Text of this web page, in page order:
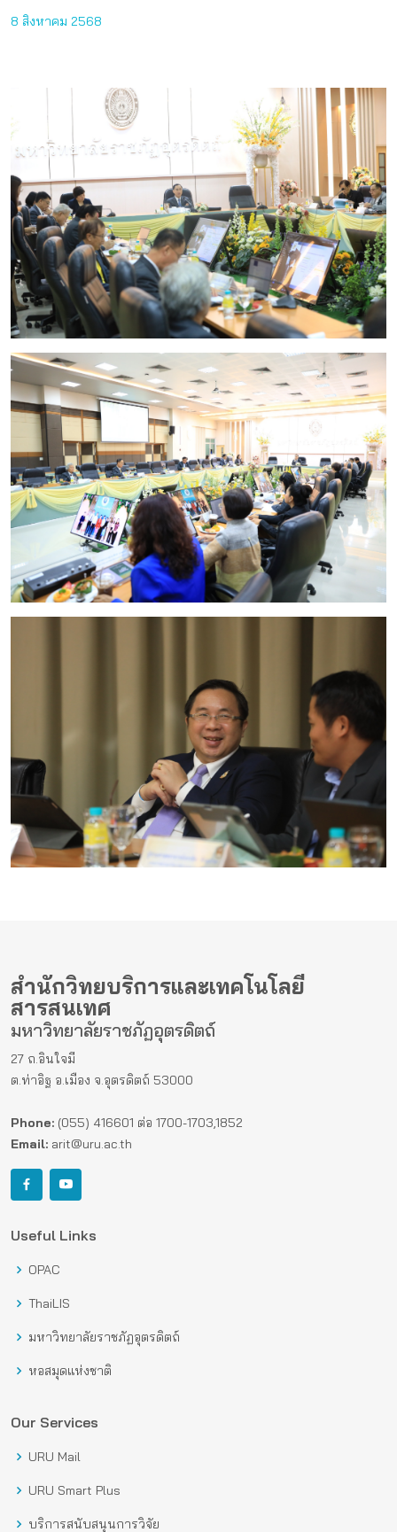
8 สิงหาคม 2568
สำนักวิทยบริการและเทคโนโลยี
สารสนเทศ
มหาวิทยาลัยราชภัฏอุตรดิตถ์
27 ถ.อินใจมี
ต.ท่าอิฐ อ.เมือง จ.อุตรดิตถ์ 53000
Phone: (055) 416601 ต่อ 1700-1703,1852
Email: arit@uru.ac.th
Useful Links
OPAC
ThaiLIS
มหาวิทยาลัยราชภัฏอุตรดิตถ์
หอสมุดแห่งชาติ
Our Services
URU Mail
URU Smart Plus
บริการสนับสนุนการวิจัย